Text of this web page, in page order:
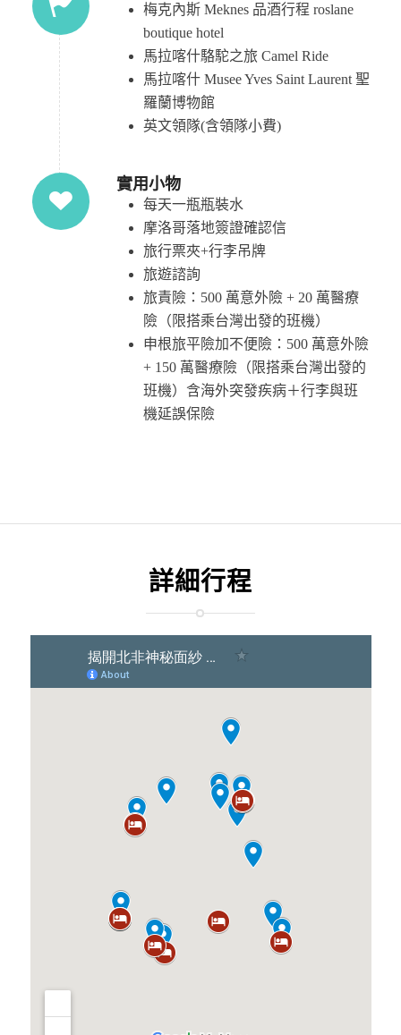
梅克內斯 Meknes 品酒行程 roslane
boutique hotel
馬拉喀什駱駝之旅 Camel Ride
馬拉喀什 Musee Yves Saint Laurent 聖
羅蘭博物館
英文領隊(含領隊小費)
實用小物
每天一瓶瓶裝水
摩洛哥落地簽證確認信
旅行票夾+行李吊牌
旅遊諮詢
旅責險：500 萬意外險 + 20 萬醫療
險（限搭乘台灣出發的班機）
申根旅平險加不便險：500 萬意外險
+ 150 萬醫療險（限搭乘台灣出發的
班機）含海外突發疾病＋行李與班
機延誤保險
詳細行程